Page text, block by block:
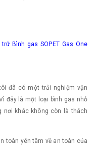
Bình gas SOPET Gas One
đã có một trải nghiệm vận
đây là một loại bình gas nhỏ
nơi khác không còn là thách
toàn yên tâm về an toàn của